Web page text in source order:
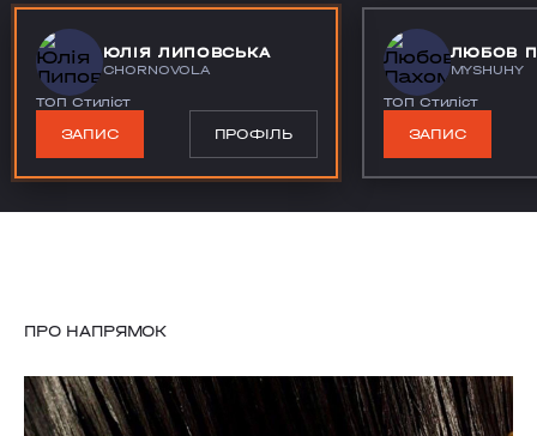
ЮЛІЯ ЛИПОВСЬКА
CHORNOVOLA
ТОП Стиліст
ЗАПИС ПРОФІЛЬ
ЛЮБОВ
MYSHUHY
ТОП Стиліст
ЗАПИС
ПРО НАПРЯМОК